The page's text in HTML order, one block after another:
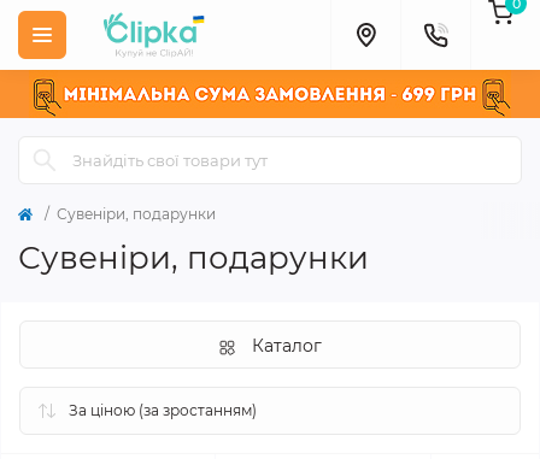
Сувеніри, подарунки
Сувеніри, подарунки
Каталог